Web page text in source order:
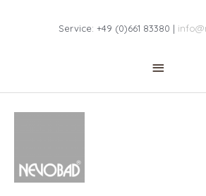
Service: +49 (0)661 83380 |
Header